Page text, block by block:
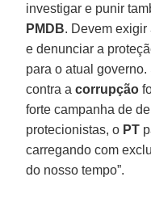
investigar e punir
PMDB. Devem
e denunciar a
para o atual
contra acorrupção
forte campanha de
protecionistas, o PT
carregando com
do nosso tempo”.